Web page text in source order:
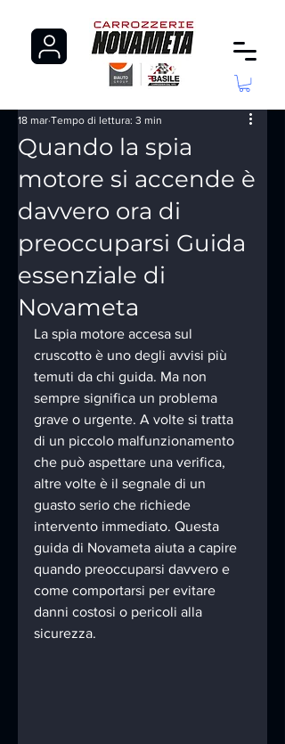
Quando la spia
motore si accende è
davvero ora di
preoccuparsi Guida
essenziale di
Novameta
18 mar Tempo di lettura: 3 min
La spia motore accesa sul
cruscotto è uno degli avvisi più
temuti da chi guida. Ma non
sempre significa un problema
grave o urgente. A volte si tratta
di un piccolo malfunzionamento
che può aspettare una verifica,
altre volte è il segnale di un
guasto serio che richiede
intervento immediato. Questa
guida di Novameta aiuta a capire
quando preoccuparsi davvero e
come comportarsi per evitare
danni costosi o pericoli alla
sicurezza.